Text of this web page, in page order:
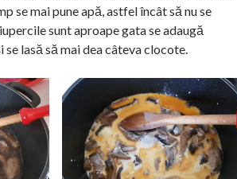
se mai pune apă, astfel încât să nu se
sunt aproape gata se adaugă
se lasă să mai dea câteva clocote.